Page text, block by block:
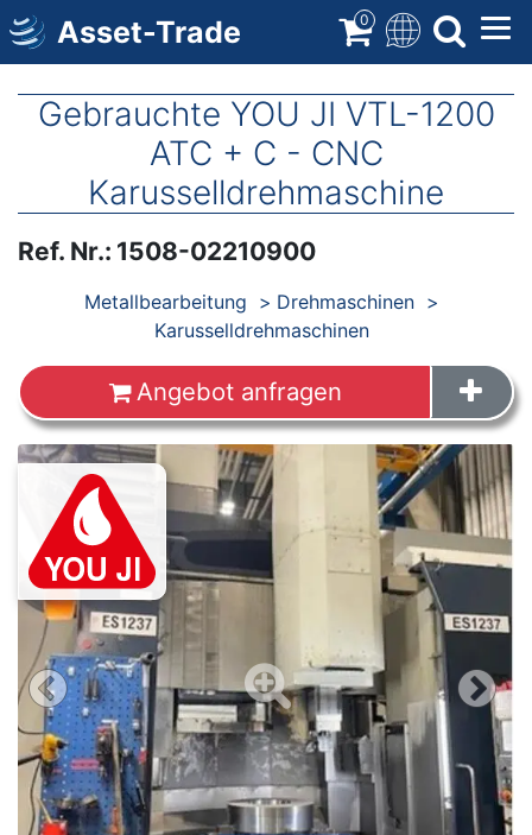
Direkt
zum
Inhalt
Asset-Trade 0
Gebrauchte YOU JI VTL-1200
ATC + C - CNC
Karusselldrehmaschine
Ref. Nr.: 1508-02210900
Metallbearbeitung
Drehmaschinen
Karusselldrehmaschinen
Angebot anfragen
Images